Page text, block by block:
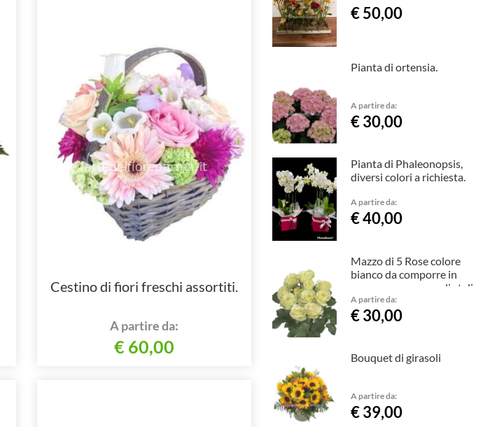
Cestino di fiori freschi assortiti.
A partire da:
€ 60,00
€ 50,00
Pianta di ortensia.
A partire da:
€ 30,00
Pianta di Phaleonopsis,
diversi colori a richiesta.
A partire da:
€ 40,00
Mazzo di 5 Rose colore
bianco da comporre in
mazzo per numero di steli.
A partire da:
€ 30,00
Bouquet di girasoli
A partire da:
€ 39,00